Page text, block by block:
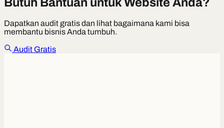
Butuh Bantuan untuk Website Anda?
Dapatkan audit gratis dan lihat bagaimana kami bisa
membantu bisnis Anda tumbuh.
Audit Gratis